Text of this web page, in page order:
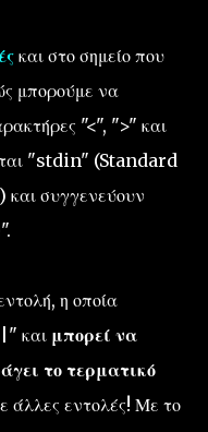
και στο σημείο που
μπορούμε να
"<", ">" και
"stdin" (Standard
συγγενεύουν
η οποία
και μπορεί να
το τερματικό
άλλες εντολές! Με το